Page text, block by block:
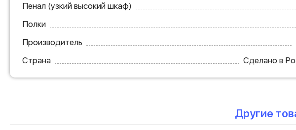
Пенал (узкий высокий шкаф)
Полки
Производитель
Страна
Сделано в
Другие